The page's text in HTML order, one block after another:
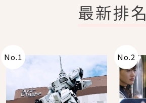
最新排名
No.1 No.2